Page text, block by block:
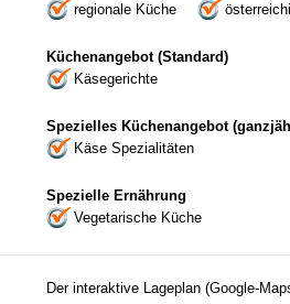
regionale Küche
Küchenangebot (Standard)
Käsegerichte
Spezielles Küchenangebot
Käse Spezialitäten
Spezielle Ernährung
Vegetarische Küche
Der interaktive Lageplan (Google-